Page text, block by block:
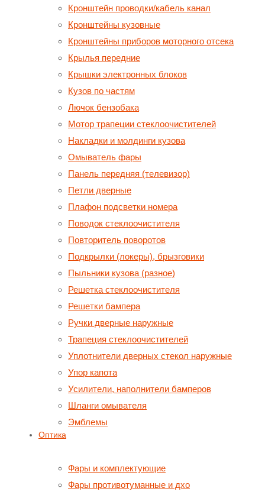
Кронштейн проводки/кабель канал
Кронштейны кузовные
Кронштейны приборов моторного отсека
Крылья передние
Крышки электронных блоков
Кузов по частям
Лючок бензобака
Мотор трапеции стеклоочистителей
Накладки и молдинги кузова
Омыватель фары
Панель передняя (телевизор)
Петли дверные
Плафон подсветки номера
Поводок стеклоочистителя
Повторитель поворотов
Подкрылки (локеры), брызговики
Пыльники кузова (разное)
Решетка стеклоочистителя
Решетки бампера
Ручки дверные наружные
Трапеция стеклоочистителей
Уплотнители дверных стекол наружные
Упор капота
Усилители, наполнители бамперов
Шланги омывателя
Эмблемы
Оптика
Фары и комплектующие
Фары противотуманные и дхо